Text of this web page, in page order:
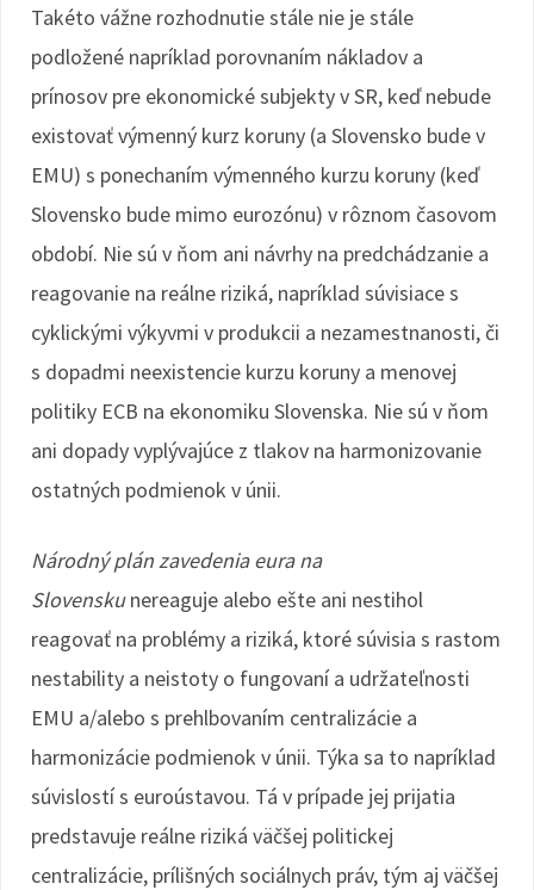
Takéto vážne rozhodnutie stále nie je stále
podložené napríklad porovnaním nákladov a
prínosov pre ekonomické subjekty v SR, keď nebude
existovať výmenný kurz koruny (a Slovensko bude v
EMU) s ponechaním výmenného kurzu koruny (keď
Slovensko bude mimo eurozónu) v rôznom časovom
období. Nie sú v ňom ani návrhy na predchádzanie a
reagovanie na reálne riziká, napríklad súvisiace s
cyklickými výkyvmi v produkcii a nezamestnanosti, či
s dopadmi neexistencie kurzu koruny a menovej
politiky ECB na ekonomiku Slovenska. Nie sú v ňom
ani dopady vyplývajúce z tlakov na harmonizovanie
ostatných podmienok v únii.
Národný plán zavedenia eura na
Slovenskunereaguje alebo ešte ani nestihol
reagovať na problémy a riziká, ktoré súvisia s rastom
nestability a neistoty o fungovaní a udržateľnosti
EMU a/alebo s prehlbovaním centralizácie a
harmonizácie podmienok v únii. Týka sa to napríklad
súvislostí s euroústavou. Tá v prípade jej prijatia
predstavuje reálne riziká väčšej politickej
centralizácie, prílišných sociálnych práv, tým aj väčšej